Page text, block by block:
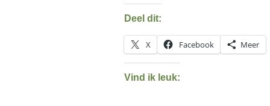
Deel dit:
X Facebook Meer
Vind ik leuk: